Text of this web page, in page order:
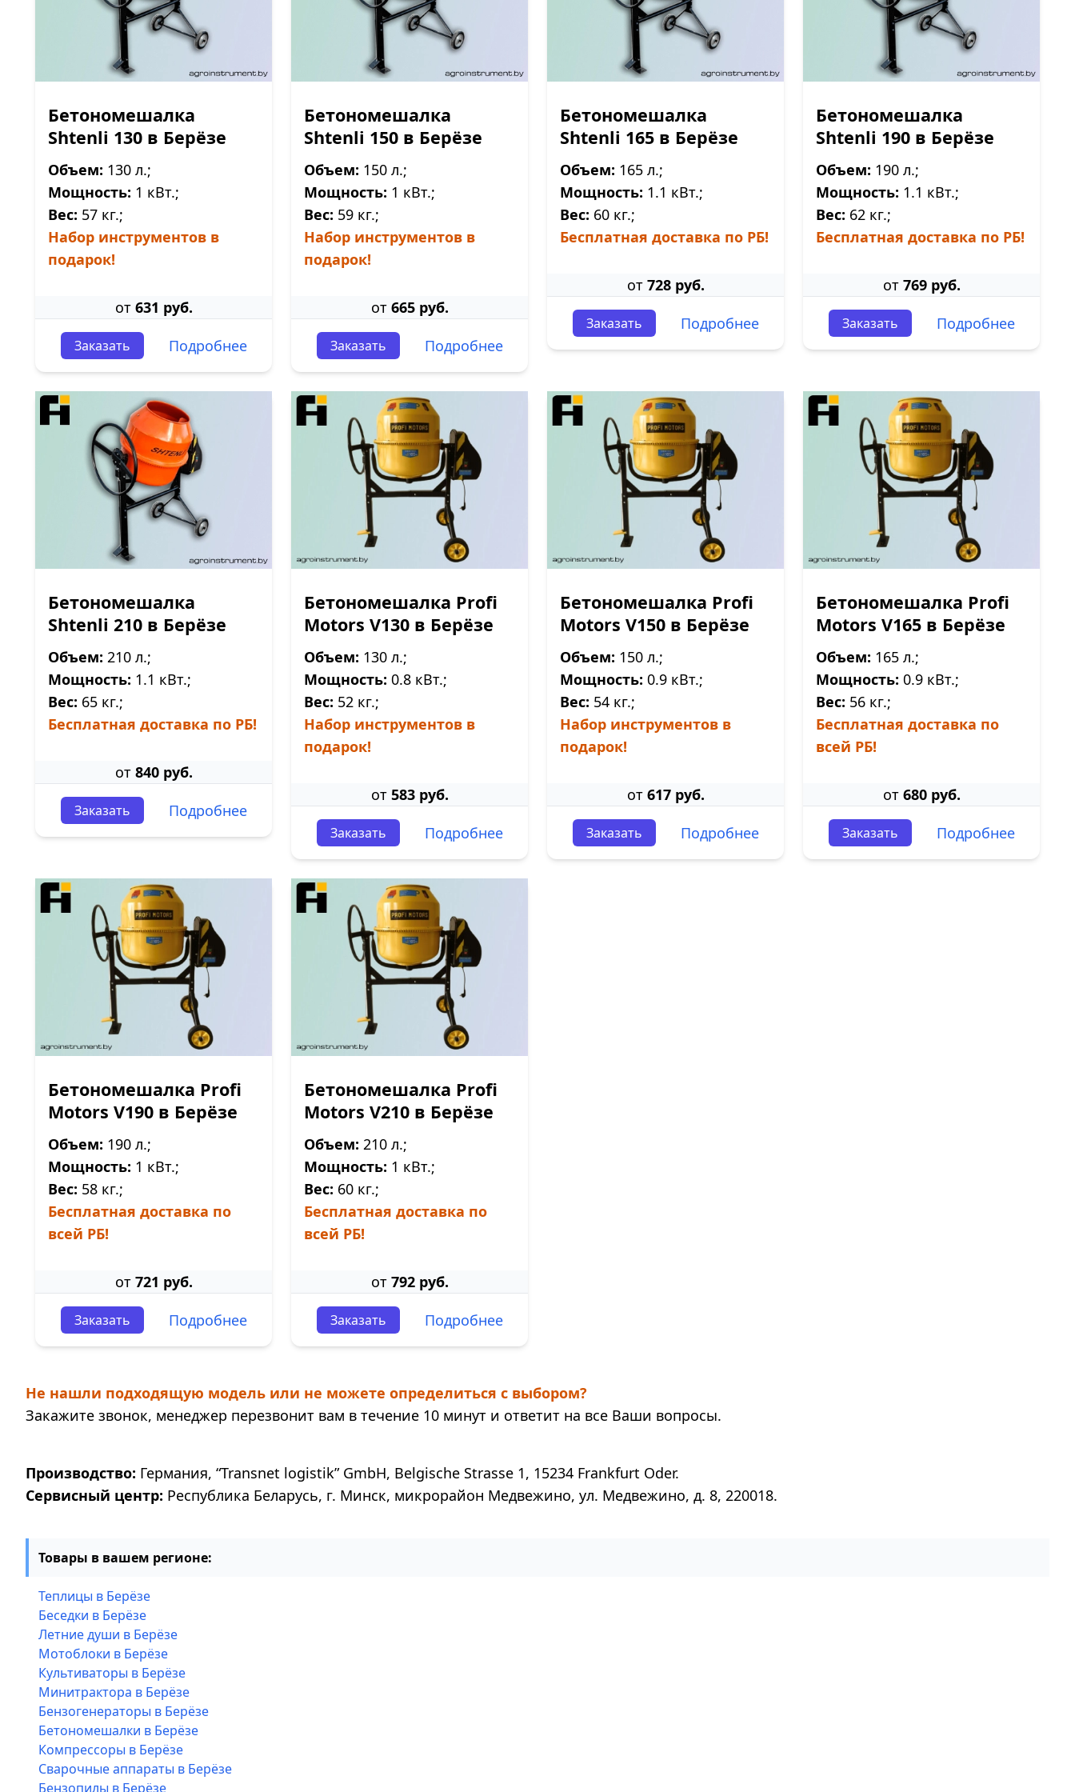
Бетономешалка
Shtenli 130 в Берёзе
Объем: 130 л.;
Мощность: 1 кВт.;
Вес: 57 кг.;
Набор инструментов в
подарок!
от 631 руб.
Заказать Подробнее
Бетономешалка
Shtenli 150 в Берёзе
Объем: 150 л.;
Мощность: 1 кВт.;
Вес: 59 кг.;
Набор инструментов в
подарок!
от 665 руб.
Заказать Подробнее
Бетономешалка
Shtenli 165 в Берёзе
Объем: 165 л.;
Мощность: 1.1 кВт.;
Вес: 60 кг.;
Бесплатная доставка по РБ!
от 728 руб.
Заказать Подробнее
Бетономешалка
Shtenli 190 в Берёзе
Объем: 190 л.;
Мощность: 1.1 кВт.;
Вес: 62 кг.;
Бесплатная доставка по РБ!
от 769 руб.
Заказать Подробнее
Бетономешалка
Shtenli 210 в Берёзе
Объем: 210 л.;
Мощность: 1.1 кВт.;
Вес: 65 кг.;
Бесплатная доставка по РБ!
от 840 руб.
Заказать Подробнее
Бетономешалка Profi
Motors V130 в Берёзе
Объем: 130 л.;
Мощность: 0.8 кВт.;
Вес: 52 кг.;
Набор инструментов в
подарок!
от 583 руб.
Заказать Подробнее
Бетономешалка Profi
Motors V150 в Берёзе
Объем: 150 л.;
Мощность: 0.9 кВт.;
Вес: 54 кг.;
Набор инструментов в
подарок!
от 617 руб.
Заказать Подробнее
Бетономешалка Profi
Motors V165 в Берёзе
Объем: 165 л.;
Мощность: 0.9 кВт.;
Вес: 56 кг.;
Бесплатная доставка по
всей РБ!
от 680 руб.
Заказать Подробнее
Бетономешалка Profi
Motors V190 в Берёзе
Объем: 190 л.;
Мощность: 1 кВт.;
Вес: 58 кг.;
Бесплатная доставка по
всей РБ!
от 721 руб.
Заказать Подробнее
Бетономешалка Profi
Motors V210 в Берёзе
Объем: 210 л.;
Мощность: 1 кВт.;
Вес: 60 кг.;
Бесплатная доставка по
всей РБ!
от 792 руб.
Заказать Подробнее
Не нашли подходящую модель или не можете определиться с выбором?
Закажите звонок, менеджер перезвонит вам в течение 10 минут и ответит на все Ваши вопросы.
Производство: Германия, “Transnet logistik” GmbH, Belgische Strasse 1, 15234 Frankfurt Oder.
Сервисный центр: Республика Беларусь, г. Минск, микрорайон Медвежино, ул. Медвежино, д. 8, 220018.
Товары в вашем регионе:
Теплицы в Берёзе
Беседки в Берёзе
Летние души в Берёзе
Мотоблоки в Берёзе
Культиваторы в Берёзе
Минитрактора в Берёзе
Бензогенераторы в Берёзе
Бетономешалки в Берёзе
Компрессоры в Берёзе
Сварочные аппараты в Берёзе
Бензопилы в Берёзе